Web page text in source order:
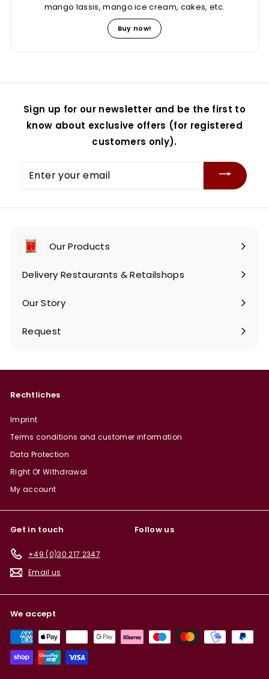
mango lassis, mango ice cream, cakes, etc.
Buy now!
Sign up for our newsletter and be the first to
know about exclusive offers (for registered
customers only).
Our Products
Expand
submenu
Delivery Restaurants & Retailshops
Our Story
Request
Rechtliches
Imprint
Terms conditions and customer information
Data Protection
Right Of Withdrawal
My account
Get in touch
+49 (0)30 217 2347
Email us
Follow us
We accept